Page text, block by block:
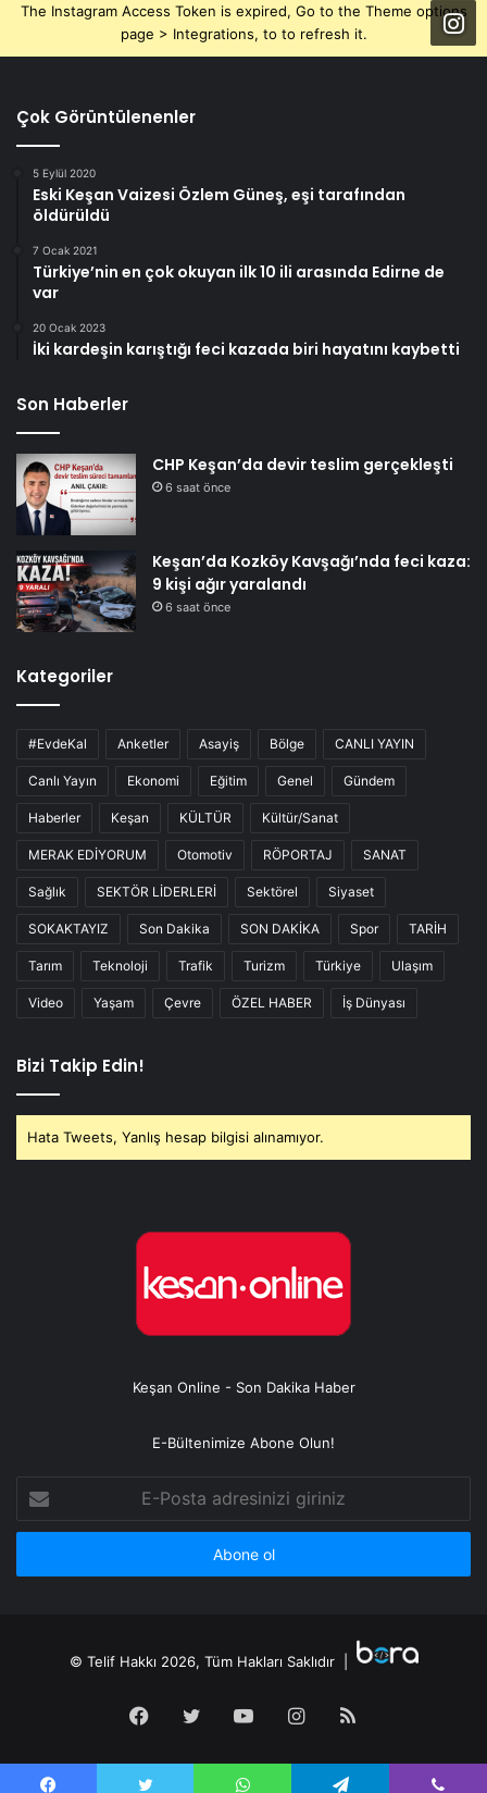
The Instagram Access Token is expired, Go to the Theme options
page > Integrations, to to refresh it.
Çok Görüntülenenler
5 Eylül 2020
Eski Keşan Vaizesi Özlem Güneş, eşi tarafından
öldürüldü
7 Ocak 2021
Türkiye’nin en çok okuyan ilk 10 ili arasında Edirne de
var
20 Ocak 2023
İki kardeşin karıştığı feci kazada biri hayatını kaybetti
Son Haberler
CHP Keşan’da devir teslim gerçekleşti
6 saat önce
Keşan’da Kozköy Kavşağı’nda feci kaza:
9 kişi ağır yaralandı
6 saat önce
Kategoriler
#EvdeKal Anketler Asayiş Bölge CANLI YAYIN
Canlı Yayın Ekonomi Eğitim Genel Gündem
Haberler Keşan KÜLTÜR Kültür/Sanat
MERAK EDİYORUM Otomotiv RÖPORTAJ SANAT
Sağlık SEKTÖR LİDERLERİ Sektörel Siyaset
SOKAKTAYIZ Son Dakika SON DAKİKA Spor TARİH
Tarım Teknoloji Trafik Turizm Türkiye Ulaşım
Video Yaşam Çevre ÖZEL HABER İş Dünyası
Bizi Takip Edin!
Hata Tweets, Yanlış hesap bilgisi alınamıyor.
Keşan Online - Son Dakika Haber
E-Bültenimize Abone Olun!
Posta
adresinizi
© Telif Hakkı 2026, Tüm Hakları Saklıdır |
Facebook
TwitterYouTubeInstagram
RSS